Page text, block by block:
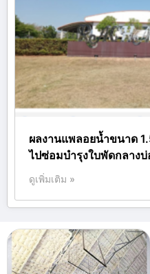
ผลงานแพลอยน้ำขนาด
ไปซ่อมบำรุงใบพัดกลาง
ดูเพิ่มเติม »